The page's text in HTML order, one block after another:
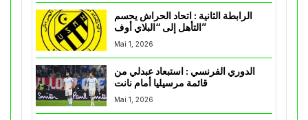
الرابطة الثانية : اتحاد الحراش يحسم
التأهل إلى “البلاي أوف”
Mai 1, 2026
الدوري الفرنسي : استبعاد عبدلي من
قائمة مرسيليا أمام نانت
Mai 1, 2026